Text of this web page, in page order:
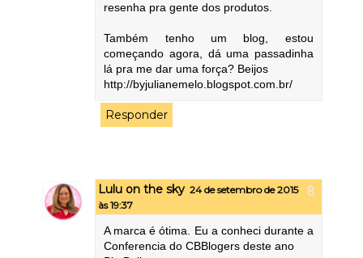
resenha pra gente dos produtos.
Também tenho um blog, estou
começando agora, dá uma passadinha
lá pra me dar uma força? Beijos
http://byjulianemelo.blogspot.com.br/
Responder
Lulu on the sky 24 de setembro de 2015
às 19:37
A marca é ótima. Eu a conheci durante a
Conferencia do CBBlogers deste ano